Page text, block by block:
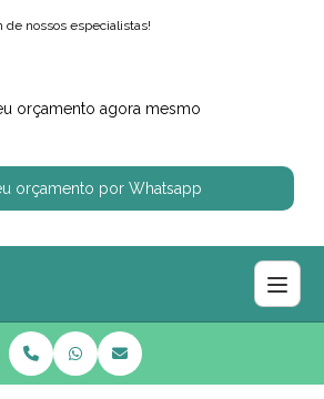
nossos especialistas!
orçamento agora mesmo
orçamento por Whatsapp